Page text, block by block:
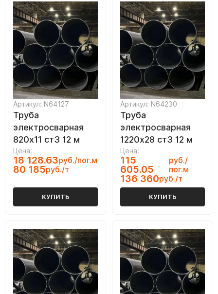
Артикул: N64127
Труба
электросварная
820х11 ст3 12 м
Цена:
18 128.63руб./пог.м
80 185руб./т
КУПИТЬ
Артикул: N64230
Труба
электросварная
1220х28 ст3 12 м
Цена:
115
605.05
руб./
пог.м
136 360руб./т
КУПИТЬ